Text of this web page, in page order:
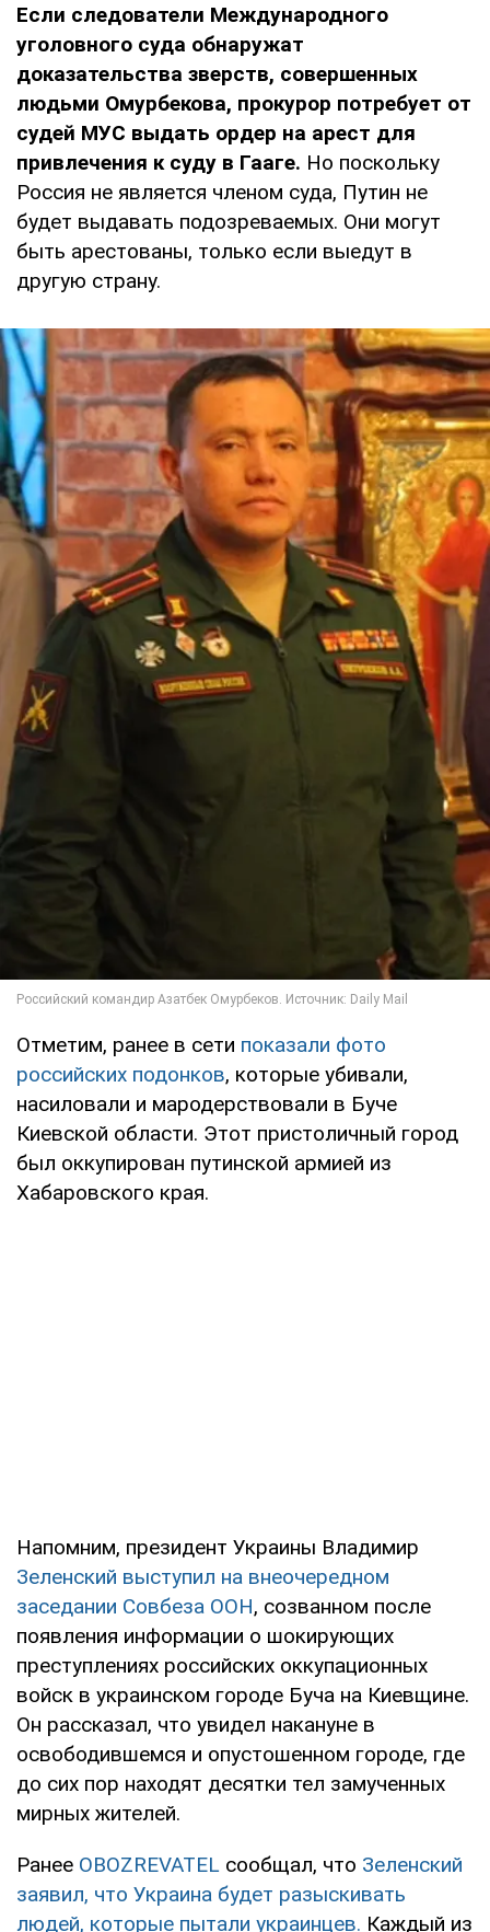
Если следователи Международного
уголовного суда обнаружат
доказательства зверств, совершенных
людьми Омурбекова, прокурор потребует от
судей МУС выдать ордер на арест для
привлечения к суду в Гааге. Но поскольку
Россия не является членом суда, Путин не
будет выдавать подозреваемых. Они могут
быть арестованы, только если выедут в
другую страну.
Отметим, ранее в сети показали фото
российских подонков, которые убивали,
насиловали и мародерствовали в Буче
Киевской области. Этот пристоличный город
был оккупирован путинской армией из
Хабаровского края.
Напомним, президент Украины Владимир
Зеленский выступил на внеочередном
заседании Совбеза ООН, созванном после
появления информации о шокирующих
преступлениях российских оккупационных
войск в украинском городе Буча на Киевщине.
Он рассказал, что увидел накануне в
освободившемся и опустошенном городе, где
до сих пор находят десятки тел замученных
мирных жителей.
Ранее OBOZREVATEL сообщал, что Зеленский
заявил, что Украина будет разыскивать
людей, которые пытали украинцев. Каждый из